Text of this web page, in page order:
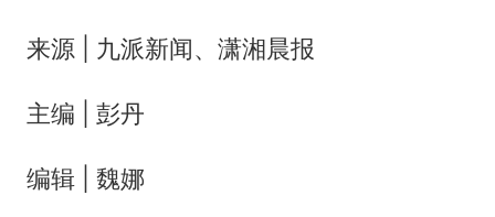
来源 | 九派新闻、潇湘晨报
主编 | 彭丹
编辑 | 魏娜